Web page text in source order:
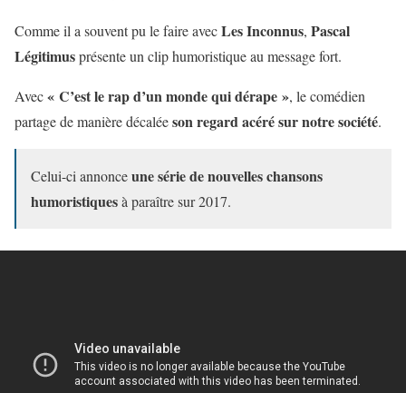
Comme il a souvent pu le faire avecLes Inconnus, Pascal
Légitimusprésente un clip humoristique au message fort.
Avec« C’est le rap d’un monde qui dérape », le comédien
partage de manière décaléeson regard acéré sur notre société.
Celui-ci annonceune série de nouvelles chansons
humoristiquesà paraître sur 2017.